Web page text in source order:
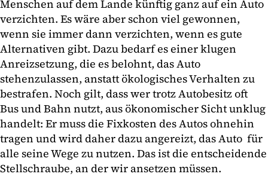
Menschen auf dem Lande künftig ganz auf ein Auto
verzichten. Es wäre aber schon viel gewonnen,
wenn sie immer dann verzichten, wenn es gute
Alternativen gibt. Dazu bedarf es einer klugen
Anreizsetzung, die es belohnt, das Auto
stehenzulassen, anstatt ökologisches Verhalten zu
bestrafen. Noch gilt, dass wer trotz Autobesitz oft
Bus und Bahn nutzt, aus ökonomischer Sicht unklug
handelt: Er muss die Fixkosten des Autos ohnehin
tragen und wird daher dazu angereizt, das Auto für
alle seine Wege zu nutzen. Das ist die entscheidende
Stellschraube, an der wir ansetzen müssen.